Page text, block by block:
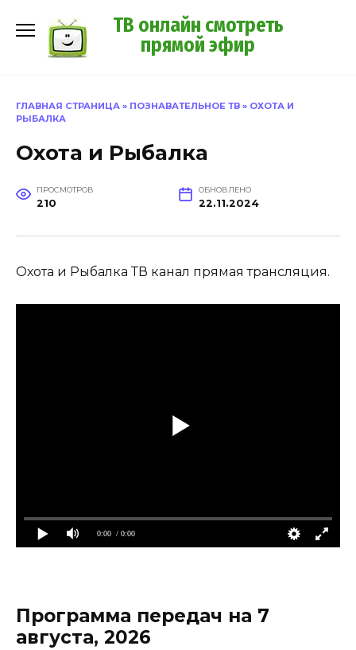
содержанию
ТВ онлайн смотреть
прямой эфир
ГЛАВНАЯ СТРАНИЦА » ПОЗНАВАТЕЛЬНОЕ ТВ » ОХОТА И
РЫБАЛКА
Охота и Рыбалка
ПРОСМОТРОВ
210
ОБНОВЛЕНО
22.11.2024
Охота и Рыбалка ТВ канал прямая трансляция.
0:00 / 0:00
Программа передач на 7
августа, 2026